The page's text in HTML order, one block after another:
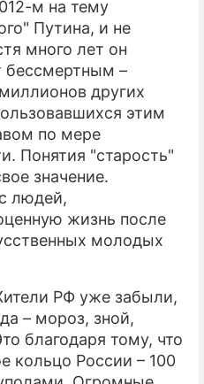
м на тему
Путина, и не
много лет он
бессмертным –
других
этим
по мере
Понятия "старость"
значение.
людей,
жизнь после
молодых
РФ уже забыли,
– мороз, зной,
благодаря тому, что
кольцо России – 100